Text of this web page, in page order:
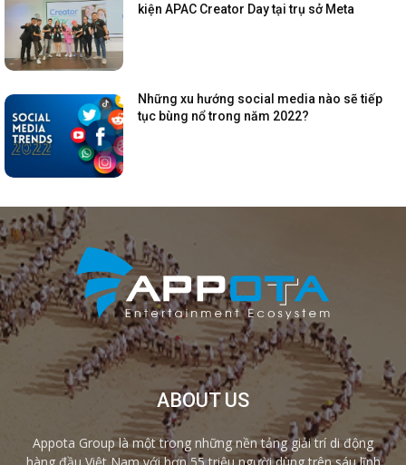
kiện APAC Creator Day tại trụ sở Meta
Những xu hướng social media nào sẽ tiếp
tục bùng nổ trong năm 2022?
ABOUT US
Appota Group là một trong những nền tảng giải trí di động